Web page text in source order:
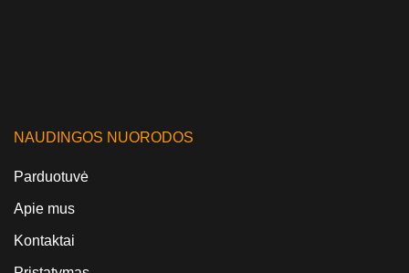
NAUDINGOS NUORODOS
Parduotuvė
Apie mus
Kontaktai